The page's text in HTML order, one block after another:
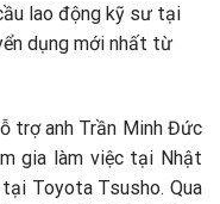
lao động kỹ sư tại
dụng mới nhất từ
trợ anh Trần Minh Đức
gia làm việc tại Nhật
Toyota Tsusho. Qua